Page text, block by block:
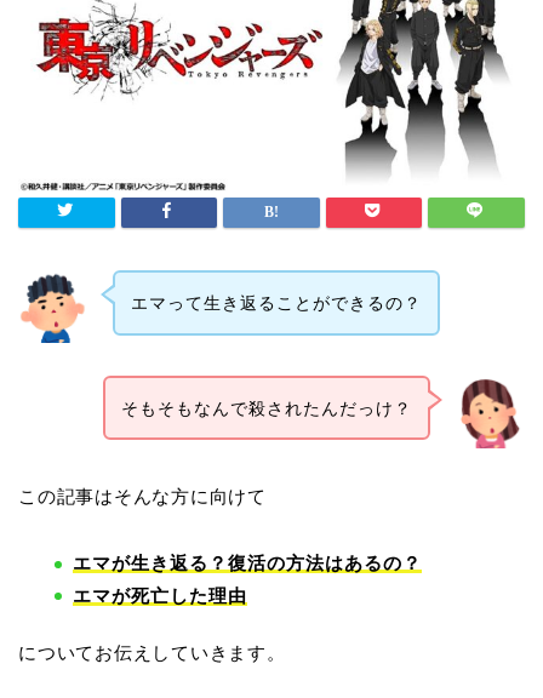
エマって生き返ることができるの？
そもそもなんで殺されたんだっけ？
この記事はそんな方に向けて
エマが生き返る？復活の方法はあるの？
エマが死亡した理由
についてお伝えしていきます。